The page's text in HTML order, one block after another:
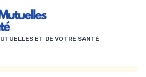
ET DE VOTRE SANTÉ